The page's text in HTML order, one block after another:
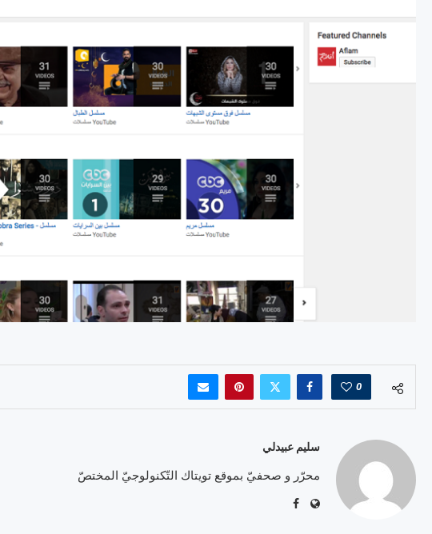
0
سليم عبيدلي
محرّر و صحفيّ بموقع تويتاك التّكنولوجيّ المختصّ